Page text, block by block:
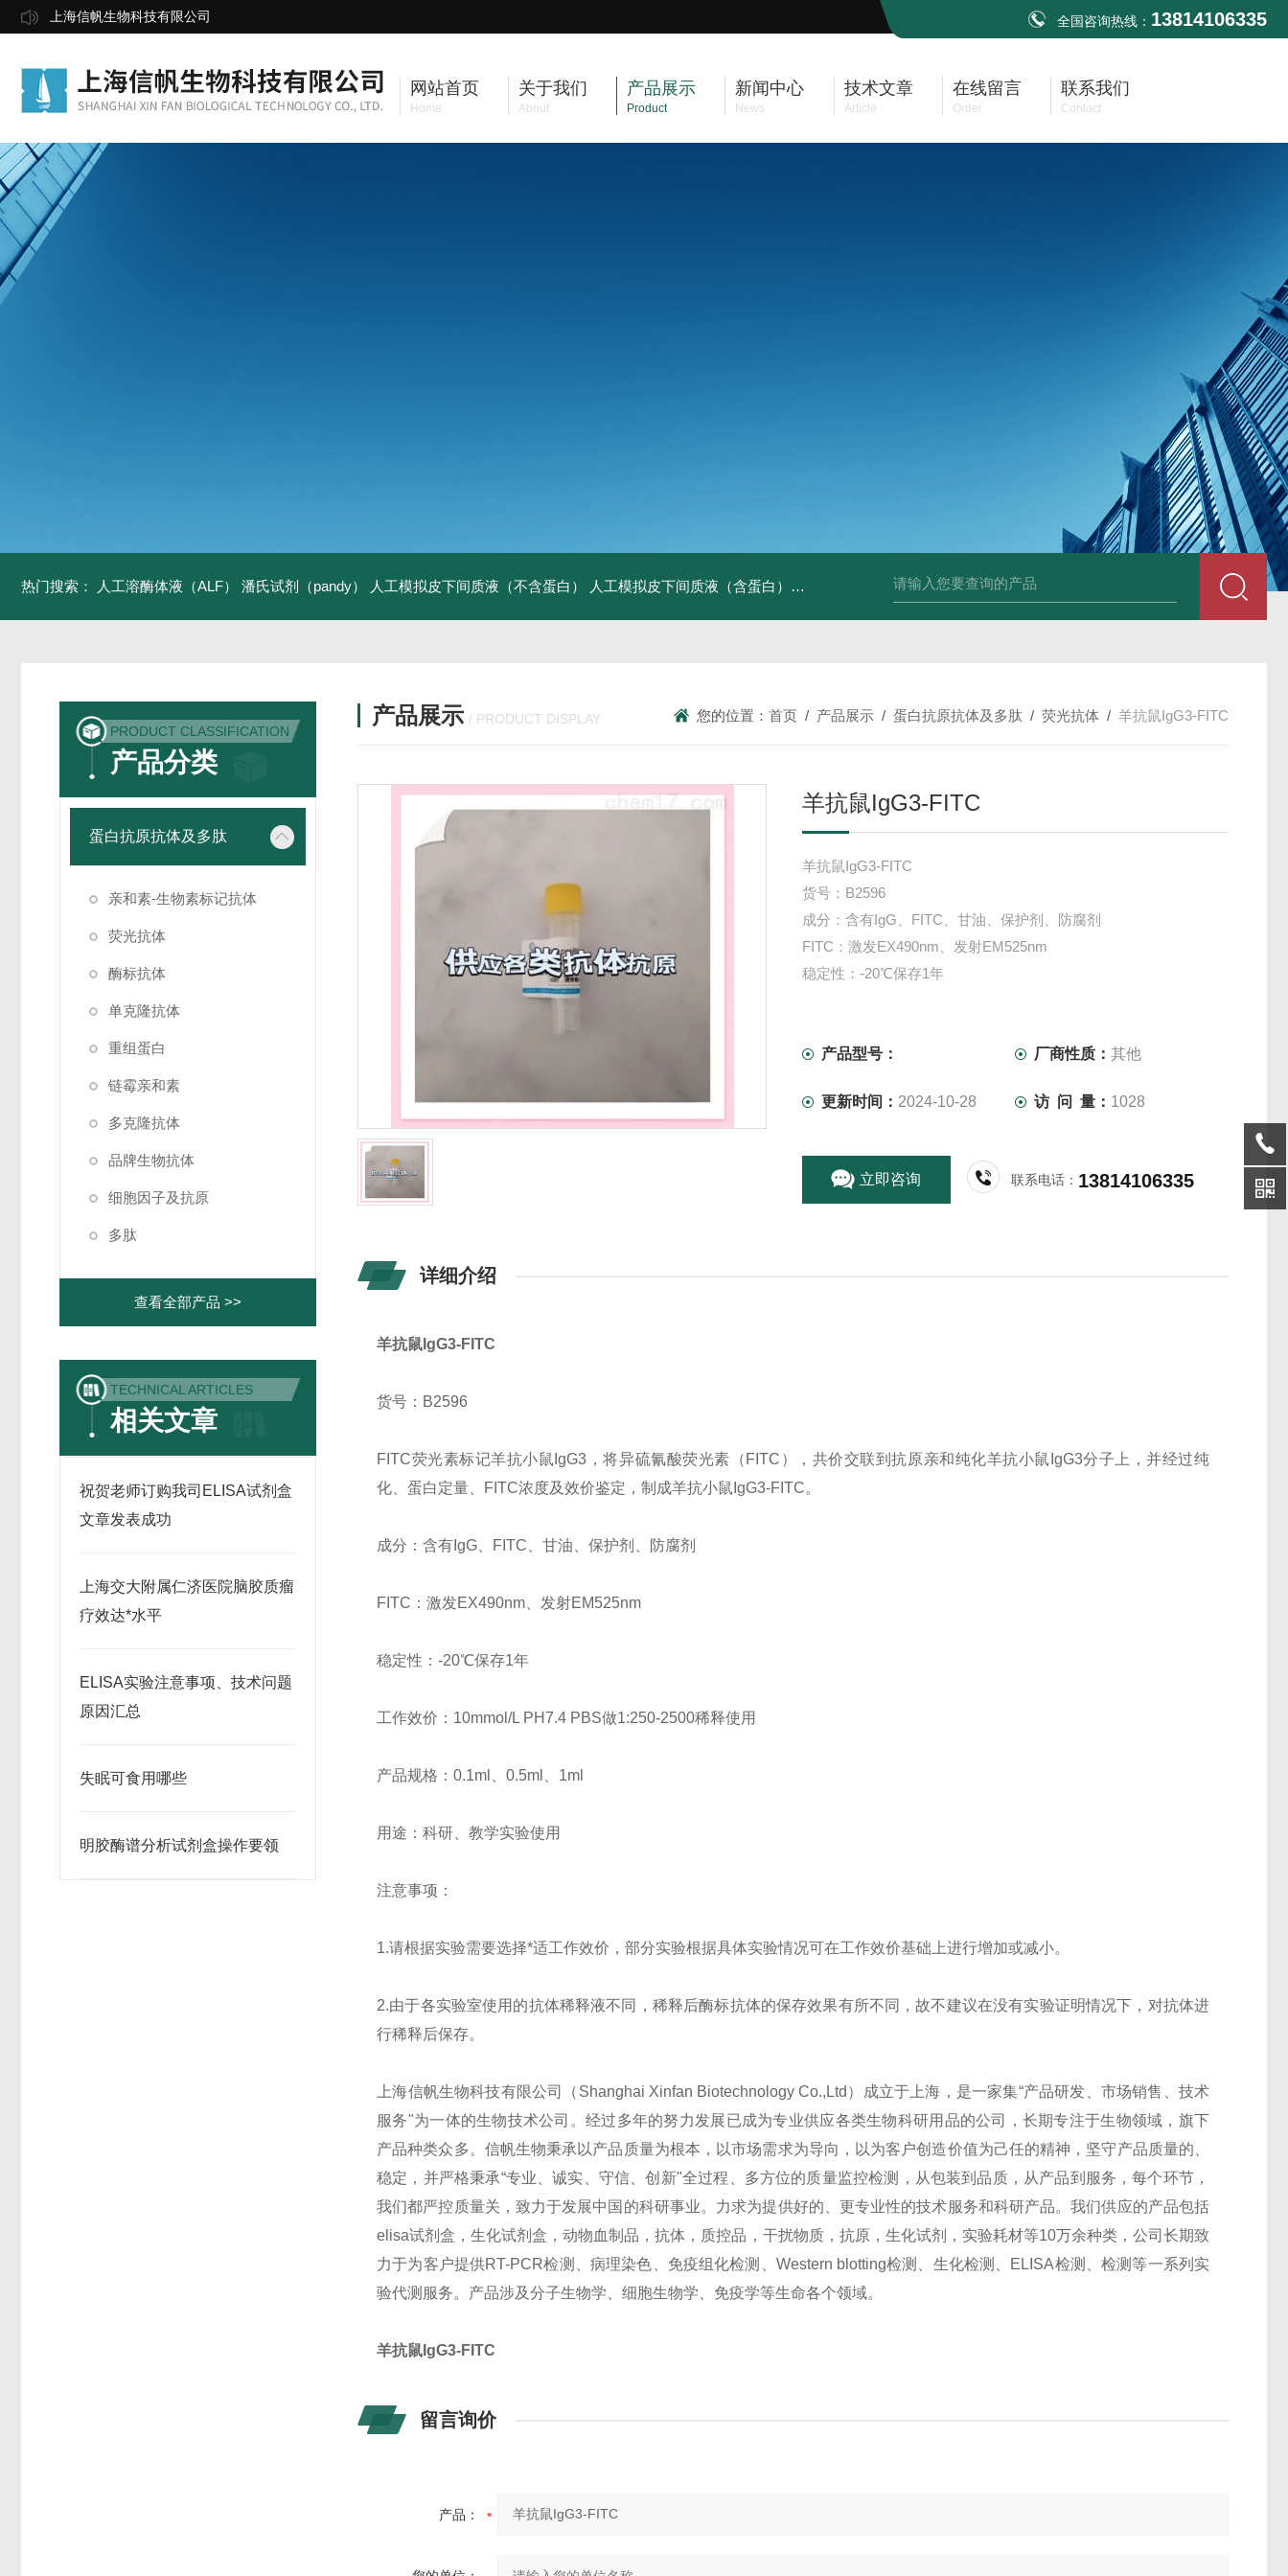
上海信帆生物科技有限公司 全国咨询热线： 13814106335
网站首页
Home
关于我们
About
产品展示
Product
新闻中心
News
技术文章
Article
在线留言
Order
联系我们
Contact
热门搜索： 人工溶酶体液（ALF） 潘氏试剂（pandy） 人工模拟皮下间质液（不含蛋白） 人工模拟皮下间质液（含蛋白） FITC标记小鼠抗His tag 组织细胞固定液（8％，PFA） 总胆汁酸（TBA）质
PRODUCT CLASSIFICATION
产品分类
蛋白抗原抗体及多肽
亲和素-生物素标记抗体
荧光抗体
酶标抗体
单克隆抗体
重组蛋白
链霉亲和素
多克隆抗体
品牌生物抗体
细胞因子及抗原
多肽
查看全部产品 >>
TECHNICAL ARTICLES
相关文章
祝贺老师订购我司ELISA试剂盒
文章发表成功
上海交大附属仁济医院脑胶质瘤
疗效达*水平
ELISA实验注意事项、技术问题
原因汇总
失眠可食用哪些
明胶酶谱分析试剂盒操作要领
产品展示 / PRODUCT DISPLAY 您的位置： 首页 / 产品展示 / 蛋白抗原抗体及多肽 / 荧光抗体 / 羊抗鼠IgG3-FITC
羊抗鼠IgG3-FITC
羊抗鼠IgG3-FITC
货号：B2596
成分：含有IgG、FITC、甘油、保护剂、防腐剂
FITC：激发EX490nm、发射EM525nm
稳定性：-20℃保存1年
产品型号： 厂商性质：其他
更新时间： 2024-10-28 访 问 量： 1028
立即咨询 联系电话： 13814106335
详细介绍
羊抗鼠IgG3-FITC
货号：B2596
FITC荧光素标记羊抗小鼠IgG3，将异硫氰酸荧光素（FITC），共价交联到抗原亲和纯化羊抗小鼠IgG3分子上，并经过纯
化、蛋白定量、FITC浓度及效价鉴定，制成羊抗小鼠IgG3-FITC。
成分：含有IgG、FITC、甘油、保护剂、防腐剂
FITC：激发EX490nm、发射EM525nm
稳定性：-20℃保存1年
工作效价：10mmol/L PH7.4 PBS做1:250-2500稀释使用
产品规格：0.1ml、0.5ml、1ml
用途：科研、教学实验使用
注意事项：
1.请根据实验需要选择*适工作效价，部分实验根据具体实验情况可在工作效价基础上进行增加或减小。
2.由于各实验室使用的抗体稀释液不同，稀释后酶标抗体的保存效果有所不同，故不建议在没有实验证明情况下，对抗体进
行稀释后保存。
上海信帆生物科技有限公司（Shanghai Xinfan Biotechnology Co.,Ltd）成立于上海，是一家集“产品研发、市场销售、技术
服务"为一体的生物技术公司。经过多年的努力发展已成为专业供应各类生物科研用品的公司，长期专注于生物领域，旗下
产品种类众多。信帆生物秉承以产品质量为根本，以市场需求为导向，以为客户创造价值为己任的精神，坚守产品质量的、
稳定，并严格秉承“专业、诚实、守信、创新"全过程、多方位的质量监控检测，从包装到品质，从产品到服务，每个环节，
我们都严控质量关，致力于发展中国的科研事业。力求为提供好的、更专业性的技术服务和科研产品。我们供应的产品包括
elisa试剂盒，生化试剂盒，动物血制品，抗体，质控品，干扰物质，抗原，生化试剂，实验耗材等10万余种类，公司长期致
力于为客户提供RT-PCR检测、病理染色、免疫组化检测、Western blotting检测、生化检测、ELISA检测、检测等一系列实
验代测服务。产品涉及分子生物学、细胞生物学、免疫学等生命各个领域。
羊抗鼠IgG3-FITC
留言询价
产品：